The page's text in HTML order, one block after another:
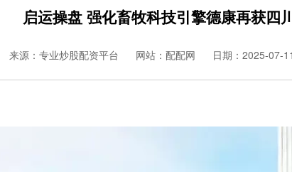
启运操盘 强化畜牧科技引擎德康再获四
来源：专业炒股配资平台 网站：配配网 日期：2025-07-